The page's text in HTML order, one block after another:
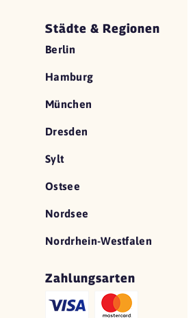
Städte & Regionen
Berlin
Hamburg
München
Dresden
Sylt
Ostsee
Nordsee
Nordrhein-Westfalen
Zahlungsarten